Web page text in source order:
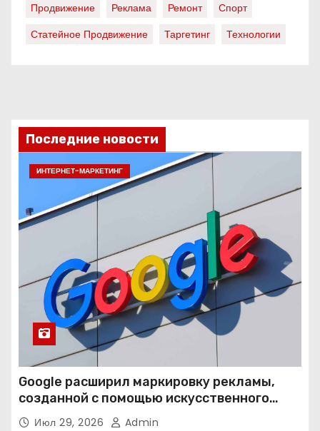
Продвижение
Реклама Ремонт
Спорт
Статейное Продвижение
Таргетинг Технологии
Последние новости
ИНТЕРНЕТ-МАРКЕТИНГ
Google расширил маркировку рекламы,
созданной с помощью искусственного
интеллекта
Июл 29, 2026 Admin